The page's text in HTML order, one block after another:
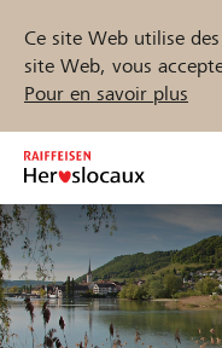
Ce site Web utilise
site Web, vous
Pour en savoir plus
Inhalt
springen